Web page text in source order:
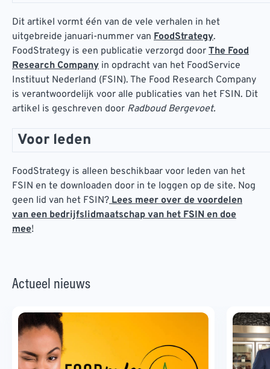
Dit artikel vormt één van de vele verhalen in het
uitgebreide januari-nummer van FoodStrategy.
FoodStrategy is een publicatie verzorgd door The Food
Research Company in opdracht van het FoodService
Instituut Nederland (FSIN). The Food Research Company
is verantwoordelijk voor alle publicaties van het FSIN. Dit
artikel is geschreven door Radboud Bergevoet.
Voor leden
FoodStrategy is alleen beschikbaar voor leden van het
FSIN en te downloaden door in te loggen op de site. Nog
geen lid van het FSIN?Lees meer over de voordelen
van een bedrijfslidmaatschap van het FSIN en doe
mee!
Actueel nieuws